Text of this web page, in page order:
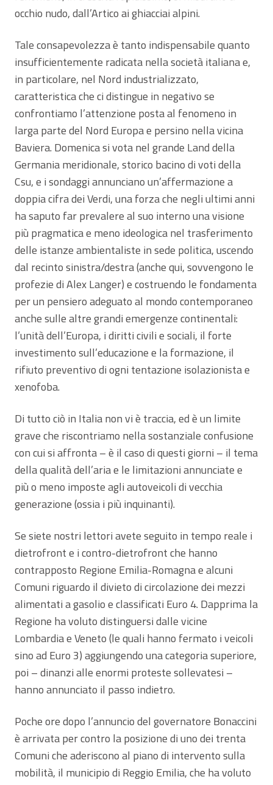
occhio nudo, dall’Artico ai ghiacciai alpini.
Tale consapevolezza è tanto indispensabile quanto
insufficientemente radicata nella società italiana e,
in particolare, nel Nord industrializzato,
caratteristica che ci distingue in negativo se
confrontiamo l’attenzione posta al fenomeno in
larga parte del Nord Europa e persino nella vicina
Baviera. Domenica si vota nel grande Land della
Germania meridionale, storico bacino di voti della
Csu, e i sondaggi annunciano un’affermazione a
doppia cifra dei Verdi, una forza che negli ultimi anni
ha saputo far prevalere al suo interno una visione
più pragmatica e meno ideologica nel trasferimento
delle istanze ambientaliste in sede politica, uscendo
dal recinto sinistra/destra (anche qui, sovvengono le
profezie di Alex Langer) e costruendo le fondamenta
per un pensiero adeguato al mondo contemporaneo
anche sulle altre grandi emergenze continentali:
l’unità dell’Europa, i diritti civili e sociali, il forte
investimento sull’educazione e la formazione, il
rifiuto preventivo di ogni tentazione isolazionista e
xenofoba.
Di tutto ciò in Italia non vi è traccia, ed è un limite
grave che riscontriamo nella sostanziale confusione
con cui si affronta – è il caso di questi giorni – il tema
della qualità dell’aria e le limitazioni annunciate e
più o meno imposte agli autoveicoli di vecchia
generazione (ossia i più inquinanti).
Se siete nostri lettori avete seguito in tempo reale i
dietrofront e i contro-dietrofront che hanno
contrapposto Regione Emilia-Romagna e alcuni
Comuni riguardo il divieto di circolazione dei mezzi
alimentati a gasolio e classificati Euro 4. Dapprima la
Regione ha voluto distinguersi dalle vicine
Lombardia e Veneto (le quali hanno fermato i veicoli
sino ad Euro 3) aggiungendo una categoria superiore,
poi – dinanzi alle enormi proteste sollevatesi –
hanno annunciato il passo indietro.
Poche ore dopo l’annuncio del governatore Bonaccini
è arrivata per contro la posizione di uno dei trenta
Comuni che aderiscono al piano di intervento sulla
mobilità, il municipio di Reggio Emilia, che ha voluto